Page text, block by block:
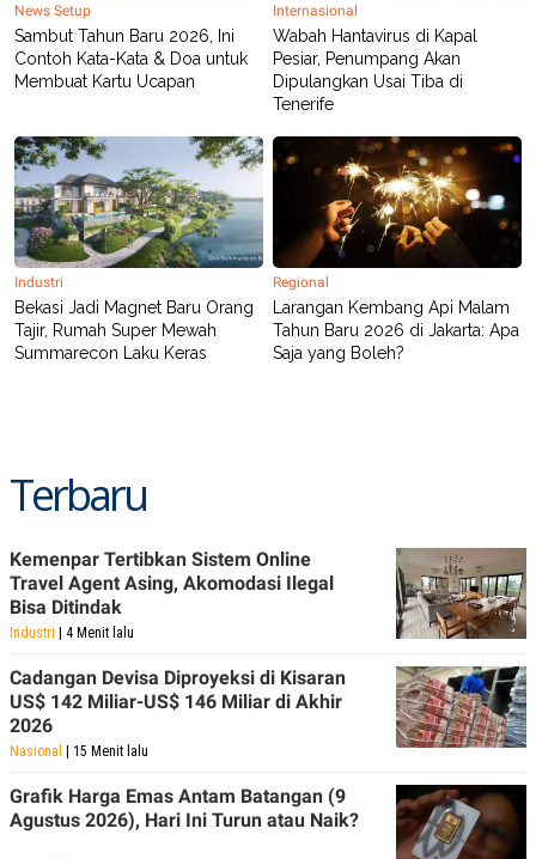
News Setup
Sambut Tahun Baru 2026, Ini
Contoh Kata-Kata & Doa untuk
Membuat Kartu Ucapan
Internasional
Wabah Hantavirus di Kapal
Pesiar, Penumpang Akan
Dipulangkan Usai Tiba di
Tenerife
Industri
Bekasi Jadi Magnet Baru Orang
Tajir, Rumah Super Mewah
Summarecon Laku Keras
Regional
Larangan Kembang Api Malam
Tahun Baru 2026 di Jakarta: Apa
Saja yang Boleh?
Terbaru
Kemenpar Tertibkan Sistem Online
Travel Agent Asing, Akomodasi Ilegal
Bisa Ditindak
Industri | 4 Menit lalu
Cadangan Devisa Diproyeksi di Kisaran
US$ 142 Miliar-US$ 146 Miliar di Akhir
2026
Nasional | 15 Menit lalu
Grafik Harga Emas Antam Batangan (9
Agustus 2026), Hari Ini Turun atau Naik?